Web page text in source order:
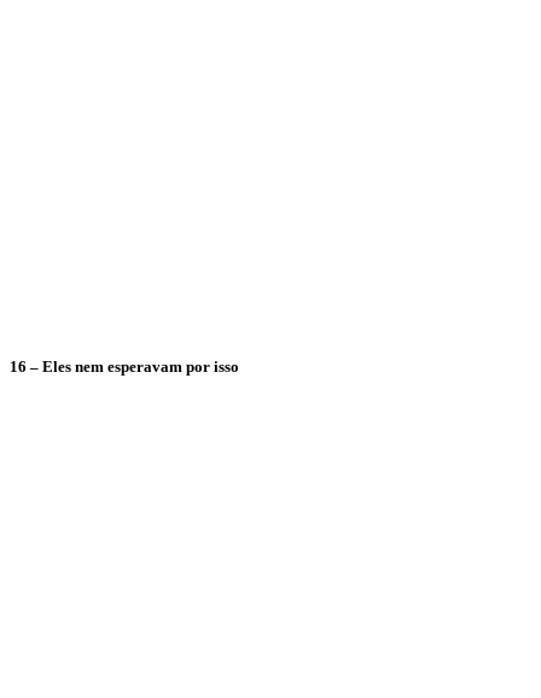
16 – Eles nem esperavam por isso